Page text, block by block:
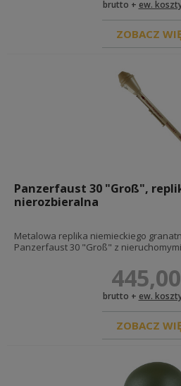
REKONSTRUKCJA FIŃSKA
REKONSTRUKCJA RUMUŃSKA
REKONSTRUKCJA HOLENDERSKA
REPLIKI BRONI I AMUNICJI
części mauser 98
części p08
części mauser c96
MAGAZYNKI BRONI
CZĘŚCI I AKCESORIA AMUNICJI
KSIĄŻKI DOKUMENTY BONY
brutto + ew.
ZOBACZ
Panzerfaust 30 "Groß",
nierozbieralna
Metalowa replika niemieckiego
Panzerfaust 30 "Groß" z
brutto + ew.
ZOBACZ